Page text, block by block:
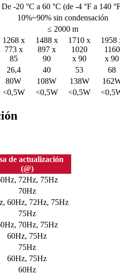
De -20 °C a 60 °C (de -4 °F a 140
10%~90% sin condensación
≤ 2000 m
1268 x
773 x
85
1488 x
897 x
90
1710 x
1020
x 90
1958
1160
x 90
26,4 40 53
68
80W 108W 138W
<0,5W <0,5W <0,5W
de actualización
(@)
72Hz, 75Hz
70Hz
60Hz, 72Hz, 75Hz
75Hz
70Hz, 75Hz
60Hz, 75Hz
75Hz
60Hz, 75Hz
60Hz